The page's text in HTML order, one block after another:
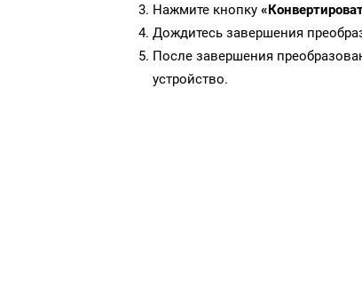
Нажмите кнопку
Дождитесь завершения
После завершения
устройство.